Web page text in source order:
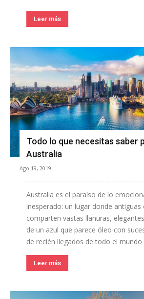
Leer más
Todo lo que necesitas saber
Australia
Ago 19, 2019
Australia es el paraíso de lo
inesperado: un lugar donde antiguas
comparten vastas llanuras,
de un azul que parece óleo con
de recién llegados de todo el mundo
Leer más